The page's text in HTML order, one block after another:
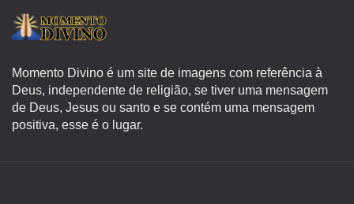
Momento Divino é um site de imagens com referência à
Deus, independente de religião, se tiver uma mensagem
de Deus, Jesus ou santo e se contém uma mensagem
positiva, esse é o lugar.